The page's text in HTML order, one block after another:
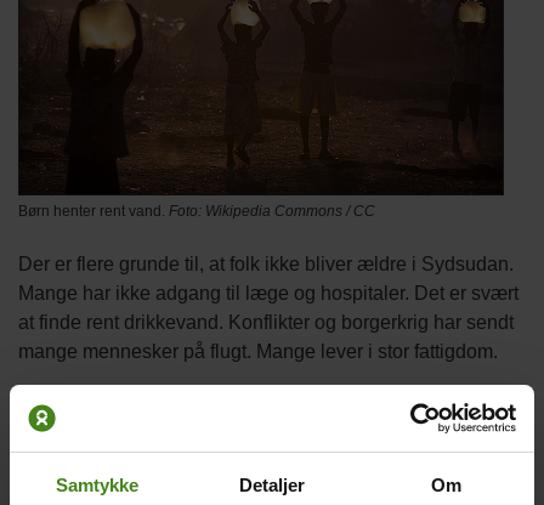
Samtykke Detaljer Om
Børn henter rent vand. Foto: Wikipedia Commons / CC
Der er flere grunde til, at folk ikke bliver ældre i Sydsudan.
Mange har ikke adgang til læge og hospitaler. Det er svært
at finde rent drikkevand. Konflikter og borgerkrig har sendt
mange mennesker på flugt. Mange lever i stor fattigdom.
Den unge befolkning kan give nye kræfter til at skabe en
bedre fremtid for landet – men det kræver, at børn i
Sydsudan får en god uddannelse. Uden skolegang er det
sværere at bygge en fattigt land op igen.